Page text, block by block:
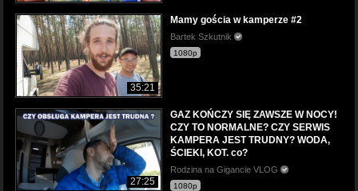
35:21
Mamy gościa w kamperze #2
Bartek Szkutnik
1080p
27:25
GAZ KOŃCZY SIĘ ZAWSZE W NOCY!
CZY TO NORMALNE? CZY SERWIS
KAMPERA JEST TRUDNY? WODA,
ŚCIEKI, KOT. co?
Rodzina na Gigancie VLOG
1080p